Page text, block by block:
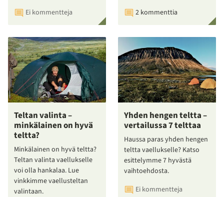
Ei kommentteja
2 kommenttia
Teltan valinta –
minkälainen on hyvä
teltta?
Minkälainen on hyvä teltta?
Teltan valinta vaellukselle
voi olla hankalaa. Lue
vinkkimme vaellusteltan
valintaan.
Yhden hengen teltta –
vertailussa 7 telttaa
Haussa paras yhden hengen
teltta vaellukselle? Katso
esittelymme 7 hyvästä
vaihtoehdosta.
Ei kommentteja